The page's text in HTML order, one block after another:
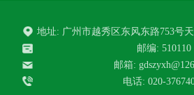
地址: 广州市越秀区东风东路753号
邮编: 510110
邮箱:
电话: 020-